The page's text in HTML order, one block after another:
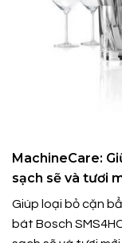
MachineCare:
sạch sẽ và tươi
Giúp loại bỏ cặn
bát Bosch